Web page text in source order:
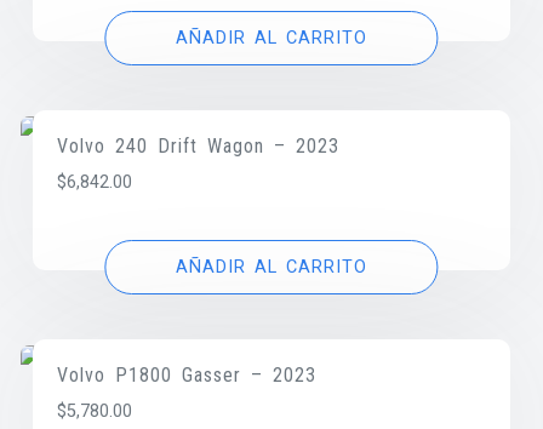
AÑADIR AL CARRITO
Volvo 240 Drift Wagon – 2023
$6,842.00
AÑADIR AL CARRITO
Volvo P1800 Gasser – 2023
$5,780.00